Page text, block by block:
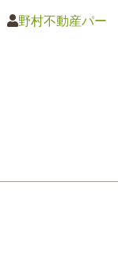
野村不動産パー